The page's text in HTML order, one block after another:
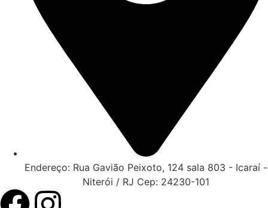
Endereço: Rua Gavião Peixoto, 124 sala 803 - Icaraí -
Niterói / RJ Cep: 24230-101